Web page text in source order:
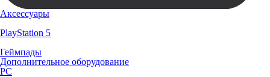
Аксессуары
PlayStation 5
Геймпады
Дополнительное оборудование
PC